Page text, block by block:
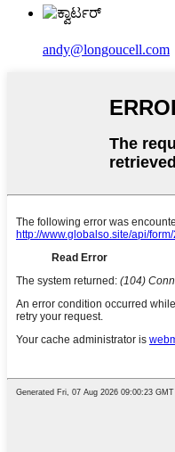
andy@longoucell.com